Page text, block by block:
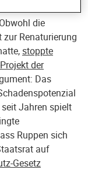
und
die
Renaturierung
stoppte
der
Das
Jahren spielt
Ruppen sich
auf
Gesetz